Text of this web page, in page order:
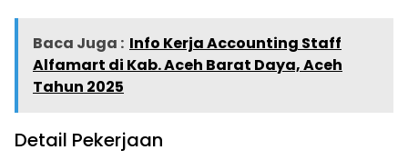
Baca Juga : Info Kerja Accounting Staff
Alfamart di Kab. Aceh Barat Daya, Aceh
Tahun 2025
Detail Pekerjaan